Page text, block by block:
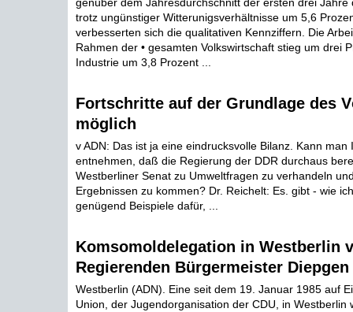
trotz ungünstiger Witterunigsverhältnisse um 5,6
verbesserten sich die qualitativen Kennziffern. Die
Rahmen der • gesamten Volkswirtschaft stieg um drei
Industrie um 3,8 Prozent ...
Fortschritte auf der Grundlage des
möglich
v ADN: Das ist ja eine eindrucksvolle Bilanz. Kann man
entnehmen, daß die Regierung der DDR durchaus
Westberliner Senat zu Umweltfragen zu verhandeln
Ergebnissen zu kommen? Dr. Reichelt: Es. gibt - wie
genügend Beispiele dafür, ...
Komsomoldelegation in Westberlin
Regierenden Bürgermeister
Westberlin (ADN). Eine seit dem 19. Januar 1985 auf
Union, der Jugendorganisation der CDU, in Westberlin